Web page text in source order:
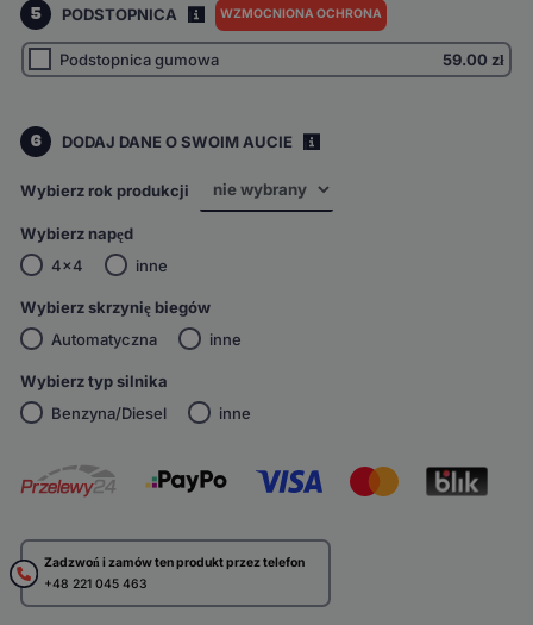
5 PODSTOPNICA WZMOCNIONA OCHRONA
Podstopnica gumowa 59.00 zł
6 DODAJ DANE O SWOIM AUCIE
Wybierz rok produkcji
Wybierz napęd
4x4
inne
Wybierz skrzynię biegów
Automatyczna
inne
Wybierz typ silnika
Benzyna/Diesel
inne
Zadzwoń i zamów ten produkt przez telefon
+48 221 045 463